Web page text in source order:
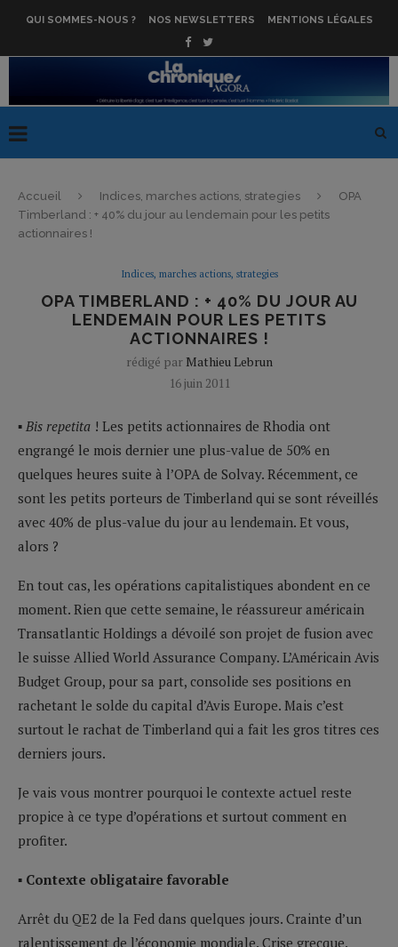
QUI SOMMES-NOUS ? NOS NEWSLETTERS MENTIONS LÉGALES
Accueil Indices, marches actions, strategies
OPA
Timberland : + 40% du jour au lendemain pour les petits
actionnaires !
Indices, marches actions, strategies
OPA TIMBERLAND : + 40% DU JOUR AU
LENDEMAIN POUR LES PETITS
ACTIONNAIRES !
rédigé par Mathieu Lebrun
16 juin 2011
▪ Bis repetita ! Les petits actionnaires de Rhodia ont
engrangé le mois dernier une plus-value de 50% en
quelques heures suite à l’OPA de Solvay. Récemment, ce
sont les petits porteurs de Timberland qui se sont réveillés
avec 40% de plus-value du jour au lendemain. Et vous,
alors ?
En tout cas, les opérations capitalistiques abondent en ce
moment. Rien que cette semaine, le réassureur américain
Transatlantic Holdings a dévoilé son projet de fusion avec
le suisse Allied World Assurance Company. L’Américain Avis
Budget Group, pour sa part, consolide ses positions en
rachetant le solde du capital d’Avis Europe. Mais c’est
surtout le rachat de Timberland qui a fait les gros titres ces
derniers jours.
Je vais vous montrer pourquoi le contexte actuel reste
propice à ce type d’opérations et surtout comment en
profiter.
▪ Contexte obligataire favorable
Arrêt du QE2 de la Fed dans quelques jours. Crainte d’un
ralentissement de l’économie mondiale. Crise grecque.